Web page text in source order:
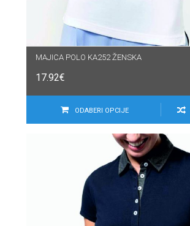
MAJICA POLO KA252 ŽENSKA
17.92€
ODABERI OPCIJE